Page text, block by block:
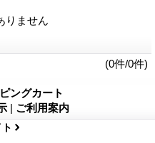
りません
(0件/0件)
ングカート
| ご利用案内